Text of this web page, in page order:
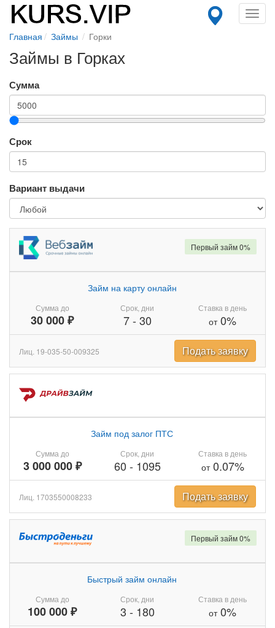
Главная Займы Горки
Займы в Горках
Сумма
Срок
Вариант выдачи
Сумма до
30 000 ₽
Займ на карту онлайн
Срок, дни
7- 30
Ставка в день
от0%
Первый займ 0%
Лиц. 19-035-50-009325 Подать заявку
Сумма до
3 000 000 ₽
Займ под залог ПТС
Срок, дни
60 - 1095
Ставка в день
от0.07%
Лиц. 1703550008233 Подать заявку
Сумма до
100 000 ₽
Быстрый займ онлайн
Срок, дни
3 - 180
Ставка в день
от0%
Первый займ 0%